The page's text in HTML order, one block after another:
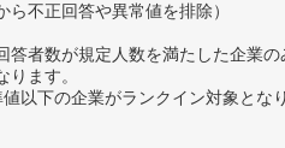
不正回答や異常値を排除）
者数が規定人数を満たした企業
ます。
以下の企業がランクイン対象となり